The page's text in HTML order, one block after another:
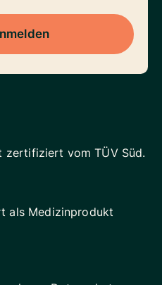
zertifiziert vom TÜV Süd.
als Medizinprodukt